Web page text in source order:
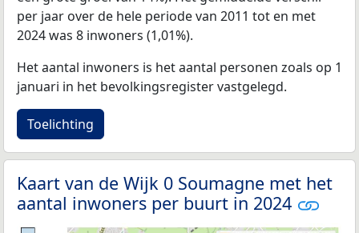
per jaar over de hele periode van 2011 tot en met
2024 was 8 inwoners (1,01%).
Het aantal inwoners is het aantal personen zoals op 1
januari in het bevolkingsregister vastgelegd.
Toelichting
Kaart van de Wijk 0 Soumagne met het
aantal inwoners per buurt in 2024